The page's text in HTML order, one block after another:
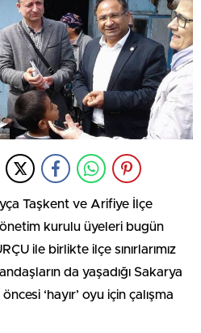
Taşkent ve Arifiye İlçe
kurulu üyeleri bugün
ile birlikte ilçe sınırlarımız
da yaşadığı Sakarya
‘hayır’ oyu için çalışma